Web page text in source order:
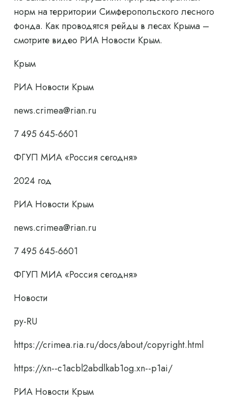
норм на территории Симферопольского лесного
фонда. Как проводятся рейды в лесах Крыма –
смотрите видео РИА Новости Крым.
Крым
РИА Новости Крым
news.crimea@rian.ru
7 495 645-6601
ФГУП МИА «Россия сегодня»
2024 год
РИА Новости Крым
news.crimea@rian.ru
7 495 645-6601
ФГУП МИА «Россия сегодня»
Новости
ру-RU
https://crimea.ria.ru/docs/about/copyright.html
https://xn--c1acbl2abdlkab1og.xn--p1ai/
РИА Новости Крым